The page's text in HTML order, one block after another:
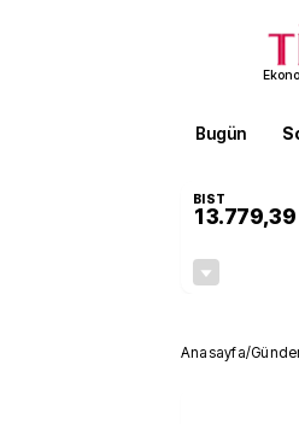
Bugün
BIST
13.779,39
Anasayfa/